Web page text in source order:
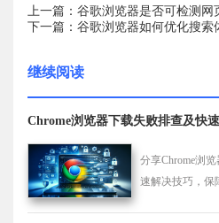
上一篇：谷歌浏览器是否可检测网
下一篇：谷歌浏览器如何优化搜索
继续阅读
Chrome浏览器下载失败排查及快
分享Chrome浏
速解决技巧，保